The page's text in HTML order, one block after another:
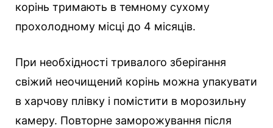
корінь тримають в темному сухому
прохолодному місці до 4 місяців.
При необхідності тривалого зберігання
свіжий неочищений корінь можна упакувати
в харчову плівку і помістити в морозильну
камеру. Повторне заморожування після